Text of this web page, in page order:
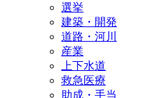
選挙
建築・開発
道路・河川
産業
上下水道
救急医療
助成・手当